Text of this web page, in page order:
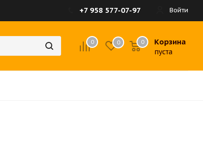
Войти
+7 958 577-07-97
0 0 Корзина
пуста
0